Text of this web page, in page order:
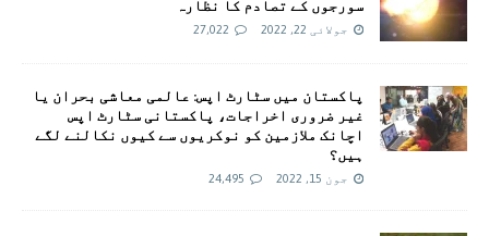
سورجوں کے تصادم کا نظارہ
جولائی 22, 2022 27,022
پاکستان میں سٹارٹ اپس: عالمی معاشی بحران یا
غیر ضروری اخراجات، پاکستانی سٹارٹ اپس
اچانک ملازمین کو نوکریوں سے کیوں نکالنے لگے
ہیں؟
جون 15, 2022 24,495